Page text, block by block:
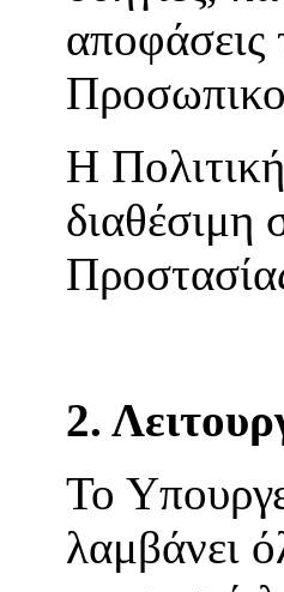
Η
διαθέσιμη
2.
Το
λαμβάνει